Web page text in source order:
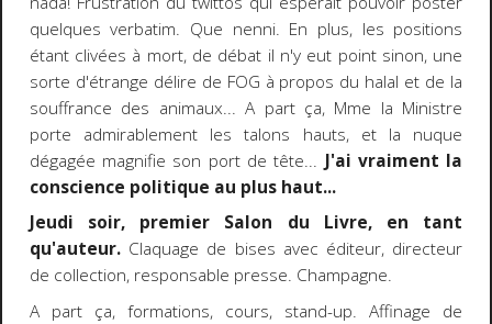
quelques verbatim. Que nenni. En plus, les positions
étant clivées à mort, de débat il n'y eut point sinon, une
sorte d'étrange délire de FOG à propos du halal et de la
souffrance des animaux... A part ça, Mme la Ministre
porte admirablement les talons hauts, et la nuque
dégagée magnifie son port de tête... J'ai vraiment la
conscience politique au plus haut...
Jeudi soir, premier Salon du Livre, en tant
qu'auteur.Claquage de bises avec éditeur, directeur
de collection, responsable presse. Champagne.
A part ça, formations, cours, stand-up. Affinage de